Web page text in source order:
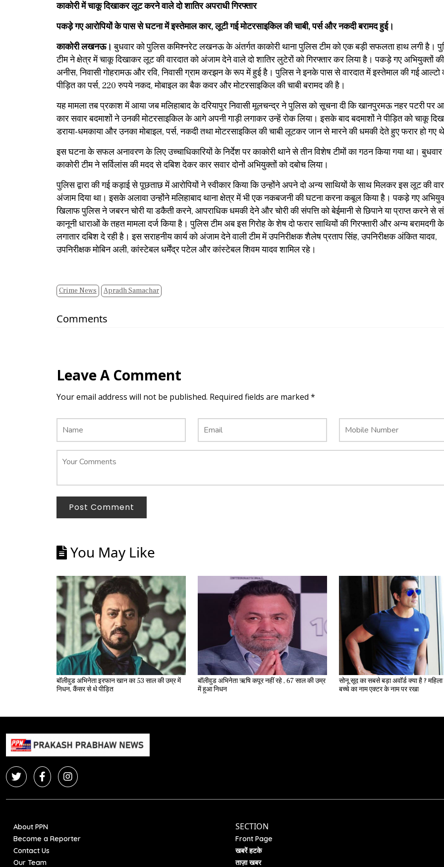
काकोरी में चाकू दिखाकर लूट करने वाले दो शातिर अपराधी गिरफ्तार
पकड़े गए आरोपियों के पास से घटना में इस्तेमाल कार, लूटी गई मोटरसाइकिल की चाबी, पर्स और नकदी बरामद हुई।
काकोरी लखनऊ।बुधवार को पुलिस कमिश्नरेट लखनऊ के अंतर्गत काकोरी थाना पुलिस टीम को एक बड़ी सफलता हाथ लगी है।
टीम ने क्षेत्र में चाकू दिखाकर लूट की वारदात को अंजाम देने वाले दो शातिर लुटेरों को गिरफ्तार कर लिया है। पकड़े गए अभियुक्तों
अनीस, निवासी गोहरामऊ और रवि, निवासी ग्राम करझन के रूप में हुई है। पुलिस ने इनके पास से वारदात में इस्तेमाल की गई आल्टो
पीड़ित का पर्स, 220 रुपये नकद, मोबाइल का बैक कवर और मोटरसाइकिल की चाबी बरामद की है।
​यह मामला तब प्रकाश में आया जब मलिहाबाद के दरियापुर निवासी मूलचन्द्र ने पुलिस को सूचना दी कि खानपुरमऊ नहर पटरी पर
कार सवार बदमाशों ने उनकी मोटरसाइकिल के आगे अपनी गाड़ी लगाकर उन्हें रोक लिया। इसके बाद बदमाशों ने पीड़ित को चाकू
डराया-धमकाया और उनका मोबाइल, पर्स, नकदी तथा मोटरसाइकिल की चाबी लूटकर जान से मारने की धमकी देते हुए फरार हो गए
​इस घटना के सफल अनावरण के लिए उच्चाधिकारियों के निर्देश पर काकोरी थाने से तीन विशेष टीमों का गठन किया गया था। बुधवार
काकोरी टीम ने सर्विलांस की मदद से दबिश देकर कार सवार दोनों अभियुक्तों को दबोच लिया।
​पुलिस द्वारा की गई कड़ाई से पूछताछ में आरोपियों ने स्वीकार किया कि उन्होंने अपने दो अन्य साथियों के साथ मिलकर इस लूट की
अंजाम दिया था। इसके अलावा उन्होंने मलिहाबाद थाना क्षेत्र में भी एक नकबजनी की घटना करना कबूल किया है। पकड़े गए
खिलाफ पुलिस ने जबरन चोरी या डकैती करने, आपराधिक धमकी देने और चोरी की संपत्ति को बेईमानी से छिपाने या प्राप्त करने से
कानूनी धाराओं के तहत मामला दर्ज किया है। पुलिस टीम अब इस गिरोह के शेष दो फरार साथियों की गिरफ्तारी और अन्य बरामदगी
लगातार दबिश दे रही है। इस सराहनीय कार्य को अंजाम देने वाली टीम में उपनिरीक्षक शैलेष प्रताप सिंह, उपनिरीक्षक अंकित यादव,
उपनिरीक्षक मोबिन अली, कांस्टेबल धर्मेंद्र पटेल और कांस्टेबल शिवम यादव शामिल रहे।
Crime News Apradh Samachar
Comments
Leave A Comment
Your email address will not be published. Required fields are marked *
Post Comment
You May Like
बॉलीवुड अभिनेता इरफान खान का 53 साल की उम्र में
निधन, कैंसर से थे पीड़ित
बॉलीवुड अभिनेता ऋषि कपूर नहीं रहे , 67 साल की उम्र
में हुआ निधन
सोनू सूद का सबसे बड़ा अवॉर्ड क्या है ? महिला ने अपने
बच्चे का नाम एक्टर के नाम पर रखा
About PPN
Become a Reporter
Contact Us
Our Team
SECTION
Front Page
खबरें हटके
ताज़ा खबर